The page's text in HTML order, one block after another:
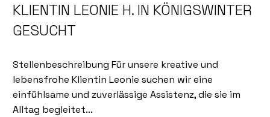
KLIENTIN LEONIE H. IN KÖNIGSWINTER
GESUCHT
Stellenbeschreibung Für unsere kreative und
lebensfrohe Klientin Leonie suchen wir eine
einfühlsame und zuverlässige Assistenz, die sie im
Alltag begleitet…